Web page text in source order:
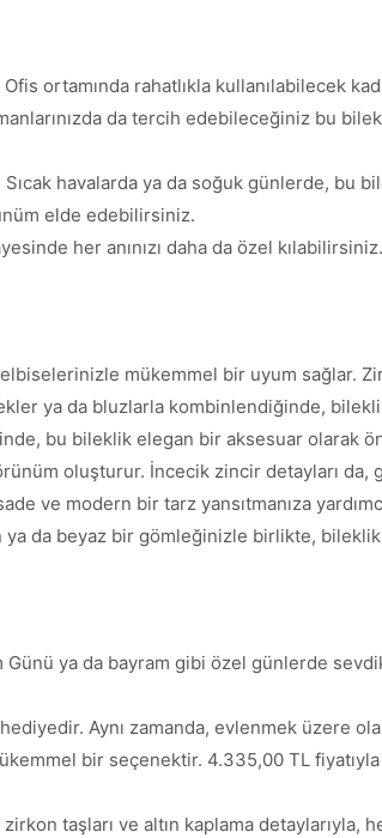
ortamında rahatlıkla kullanılabilecek
da tercih edebileceğiniz bu
havalarda ya da soğuk günlerde, bu
elde edebilirsiniz.
her anınızı daha da özel kılabilirsiniz.
mükemmel bir uyum sağlar.
ya da bluzlarla kombinlendiğinde,
bu bileklik elegan bir aksesuar olarak
oluşturur. İncecik zincir detayları
ve modern bir tarz yansıtmanıza
da beyaz bir gömleğinizle birlikte,
ya da bayram gibi özel günlerde
Aynı zamanda, evlenmek üzere
bir seçenektir. 4.335,00 TL
taşları ve altın kaplama